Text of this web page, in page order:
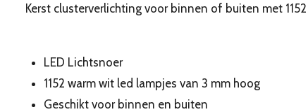
Kerst clusterverlichting voor binnen of buiten met
LED Lichtsnoer
1152 warm wit led lampjes van 3 mm hoog
Geschikt voor binnen en buiten